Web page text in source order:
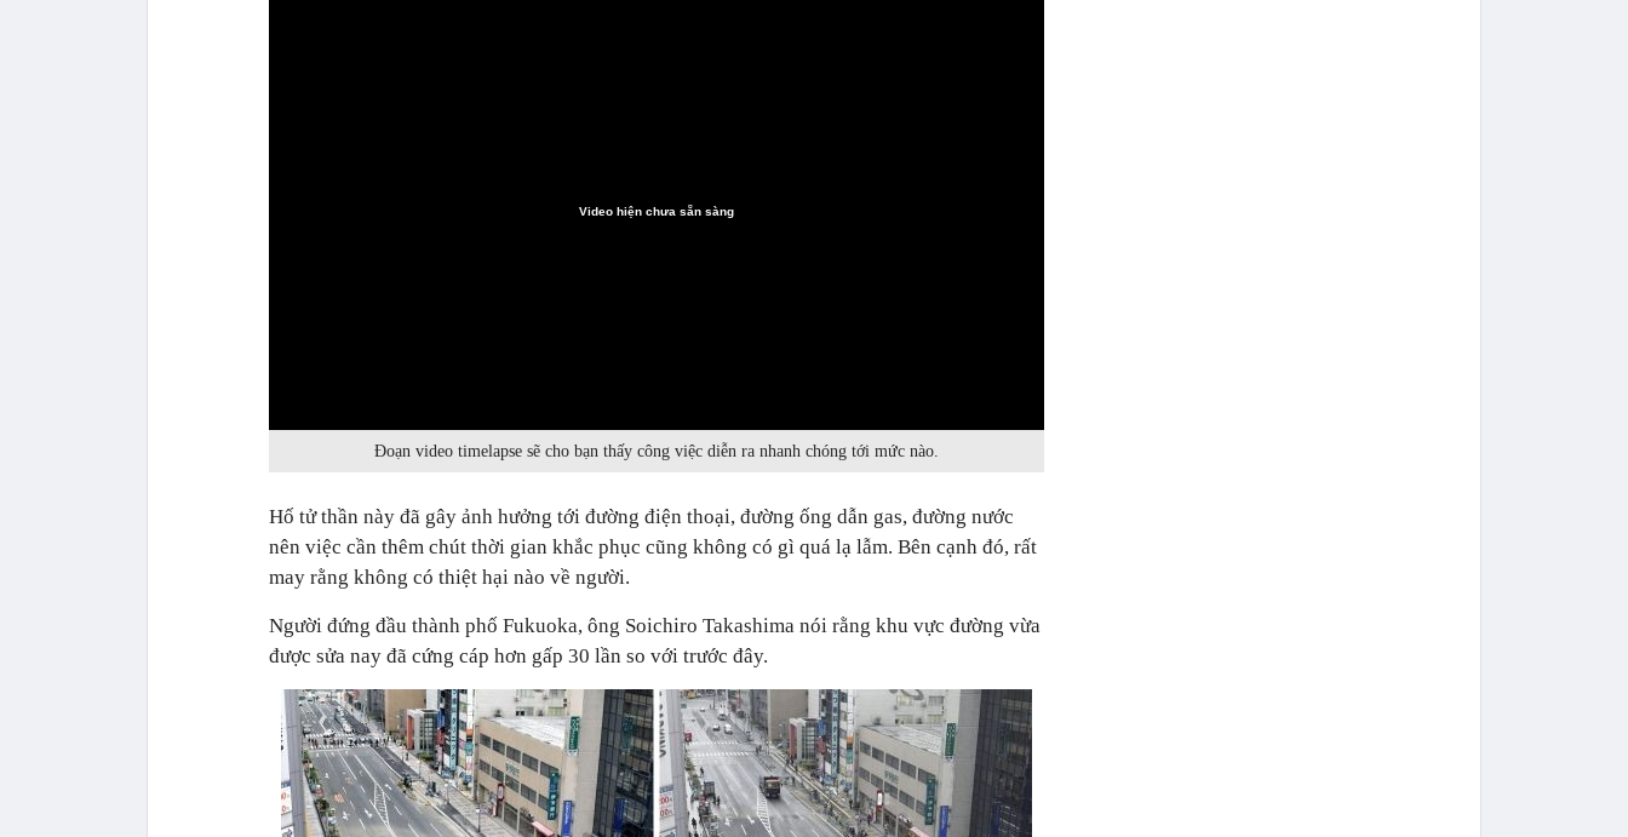
Video hiện chưa sẵn sàng
Đoạn video timelapse sẽ cho bạn thấy công việc diễn ra nhanh chóng tới mức nào.
Hố tử thần này đã gây ảnh hưởng tới đường điện thoại, đường ống dẫn gas, đường nước
nên việc cần thêm chút thời gian khắc phục cũng không có gì quá lạ lẫm. Bên cạnh đó, rất
may rằng không có thiệt hại nào về người.
Người đứng đầu thành phố Fukuoka, ông Soichiro Takashima nói rằng khu vực đường vừa
được sửa nay đã cứng cáp hơn gấp 30 lần so với trước đây.